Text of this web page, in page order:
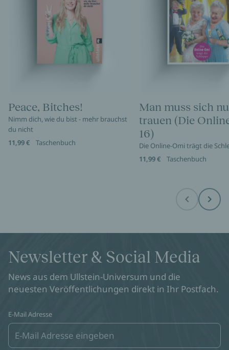
Peace, Bitches!
Nimm dich, wie du bist - mehr brauchst
du nicht
11,99 €
Taschenbuch
Man muss sich
trauen (Die
16)
Die Online-Omi trägt die
11,99 €
Taschenbuch
Before Next
Newsletter & Social Media
News aus dem Ullstein-Universum und die
neuesten Veröffentlichungen direkt in Ihr Postfach.
E-Mail Adresse